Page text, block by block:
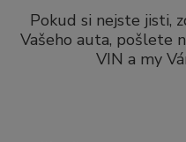
Pokud si nejste jisti,
Vašeho auta, pošlete
VIN a my